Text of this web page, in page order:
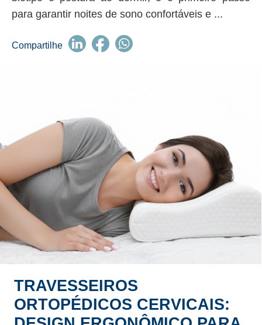
para garantir noites de sono confortáveis e ...
Compartilhe
TRAVESSEIROS
ORTOPÉDICOS CERVICAIS: